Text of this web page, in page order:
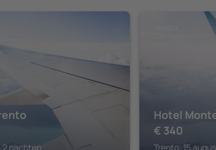
2 nachten
Hotel
€ 340
Trento, 15